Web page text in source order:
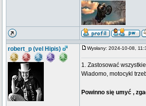
robert_p (vel Hipis) Wysłany: 2024-10-08,
1. Zastosować
Wiadomo, motocykl
Powinno się umyć ,